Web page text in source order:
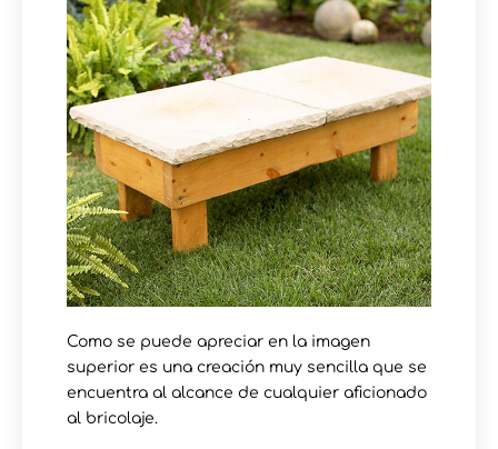
Como se puede apreciar en la imagen
superior es una creación muy sencilla que se
encuentra al alcance de cualquier aficionado
al bricolaje.